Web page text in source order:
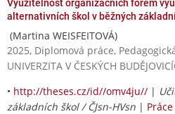
Využitelnost organizačních forem
alternativních škol v běžných
(Martina WEISFEITOVÁ)
2025, Diplomová práce,
UNIVERZITA V ČESKÝCH
• http://theses.cz/id//omv4ju// |
základních škol / ČJsn-HVsn |